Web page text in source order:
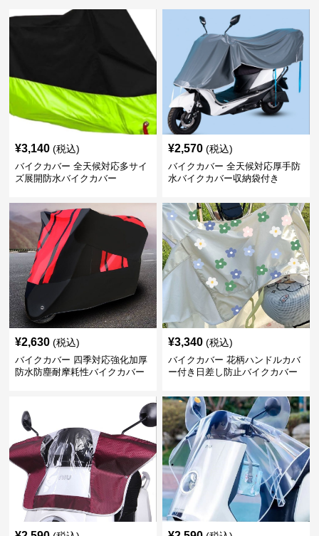
¥3,140 (税込)
バイクカバー 全天候対応多サイ
ズ展開防水バイクカバー
¥2,570 (税込)
バイクカバー 全天候対応厚手防
水バイクカバー収納袋付き
¥2,630 (税込)
バイクカバー 四季対応強化加厚
防水防塵耐摩耗性バイクカバー
¥3,340 (税込)
バイクカバー 花柄ハンドルカバ
ー付き日差し防止バイクカバー